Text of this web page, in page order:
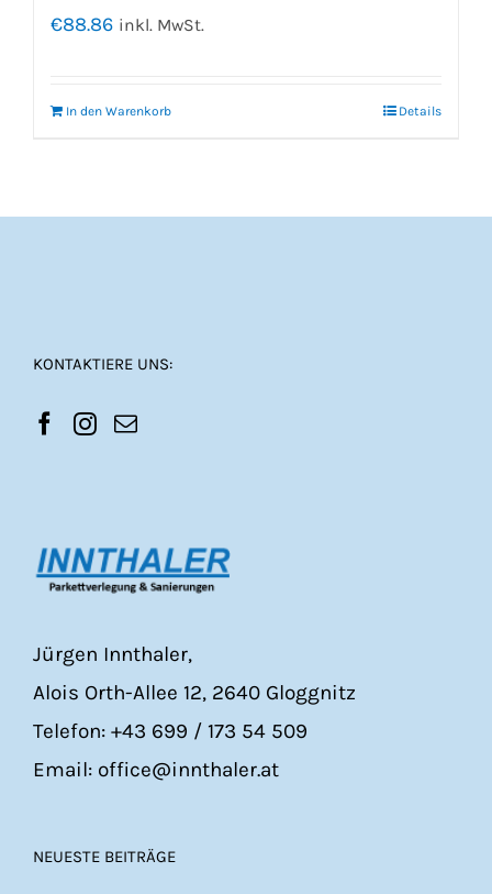
€88.86 inkl. MwSt.
In den Warenkorb Details
KONTAKTIERE UNS:
Jürgen Innthaler,
Alois Orth-Allee 12, 2640 Gloggnitz
Telefon: +43 699 / 173 54 509
Email: office@innthaler.at
NEUESTE BEITRÄGE